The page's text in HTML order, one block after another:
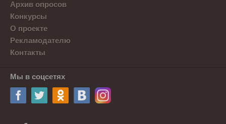
Архив опросов
Конкурсы
О проекте
Рекламодателю
Контакты
Мы в соцсетях